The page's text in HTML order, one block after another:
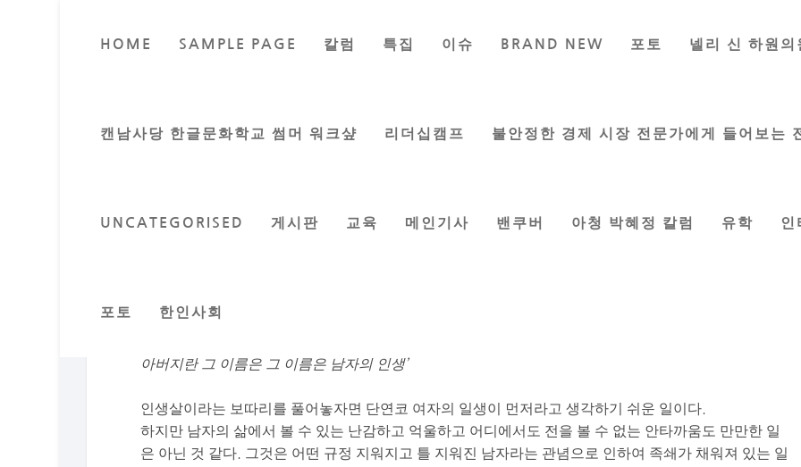
HOME SAMPLE PAGE 칼럼 특집 이슈 BRAND NEW 포토 넬리 신 하원의
캔남사당 한글문화학교 썸머 워크샾 리더십캠프 불안정한 경제 시장 전문가에게 들어보는
UNCATEGORISED 게시판 교육 메인기사 밴쿠버 아청 박혜정 칼럼 유학 인
포토 한인사회
Posted by 한마리아| May 7, 2021|희망을 이야기 하다
유튜브에서 가요가 흘러 나온다.
광화문 사거리서 봉천동 까지 전철 두번 갈아 타고
아버지란 그 이름은 그 이름은 남자의 인생’
인생살이라는 보따리를 풀어놓자면 단연코 여자의 일생이 먼저라고 생각하기 쉬운 일이다.
하지만 남자의 삶에서 볼 수 있는 난감하고 억울하고 어디에서도 전을 볼 수 없는 안타까움도 만만한 일
은 아닌 것 같다. 그것은 어떤 규정 지워지고 틀 지워진 남자라는 관념으로 인하여 족쇄가 채워져 있는 일